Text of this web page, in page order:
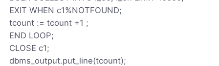
EXIT WHEN c1%NOTFOUND;
tcount := tcount +1 ;
END LOOP;
CLOSE c1;
dbms_output.put_line(tcount);